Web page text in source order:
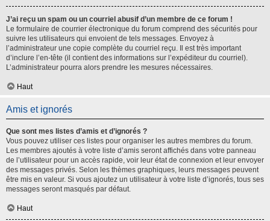
J’ai reçu un spam ou un courriel abusif d’un membre de ce forum !
Le formulaire de courrier électronique du forum comprend des sécurités pour
suivre les utilisateurs qui envoient de tels messages. Envoyez à
l’administrateur une copie complète du courriel reçu. Il est très important
d’inclure l’en-tête (il contient des informations sur l’expéditeur du courriel).
L’administrateur pourra alors prendre les mesures nécessaires.
Haut
Amis et ignorés
Que sont mes listes d’amis et d’ignorés ?
Vous pouvez utiliser ces listes pour organiser les autres membres du forum.
Les membres ajoutés à votre liste d’amis seront affichés dans votre panneau
de l’utilisateur pour un accès rapide, voir leur état de connexion et leur envoyer
des messages privés. Selon les thèmes graphiques, leurs messages peuvent
être mis en valeur. Si vous ajoutez un utilisateur à votre liste d’ignorés, tous ses
messages seront masqués par défaut.
Haut